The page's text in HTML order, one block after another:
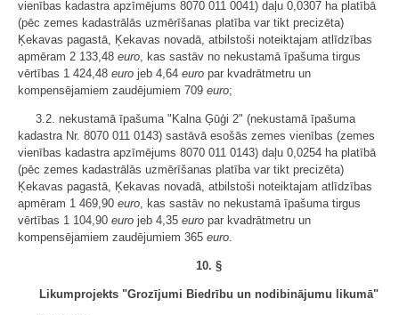
vienības kadastra apzīmējums 8070 011 0041) daļu 0,0307 ha platībā
(pēc zemes kadastrālās uzmērīšanas platība var tikt precizēta)
Ķekavas pagastā, Ķekavas novadā, atbilstoši noteiktajam atlīdzības
apmēram 2 133,48 euro, kas sastāv no nekustamā īpašuma tirgus
vērtības 1 424,48 euro jeb 4,64 euro par kvadrātmetru un
kompensējamiem zaudējumiem 709 euro;
3.2. nekustamā īpašuma "Kalna Ģūģi 2" (nekustamā īpašuma
kadastra Nr. 8070 011 0143) sastāvā esošās zemes vienības (zemes
vienības kadastra apzīmējums 8070 011 0143) daļu 0,0254 ha platībā
(pēc zemes kadastrālās uzmērīšanas platība var tikt precizēta)
Ķekavas pagastā, Ķekavas novadā, atbilstoši noteiktajam atlīdzības
apmēram 1 469,90 euro, kas sastāv no nekustamā īpašuma tirgus
vērtības 1 104,90 euro jeb 4,35 euro par kvadrātmetru un
kompensējamiem zaudējumiem 365 euro.
10. §
Likumprojekts "Grozījumi Biedrību un nodibinājumu likumā"